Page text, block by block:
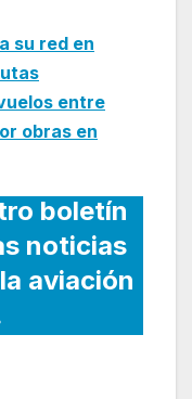
su red en
entre
obras en
boletín
noticias
aviación